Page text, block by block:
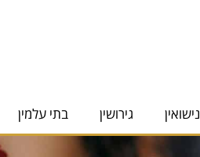
נישואין גירושין בתי עלמין